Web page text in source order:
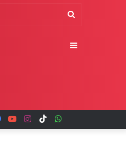
TikTok
Instagram
YouTube
Facebook
Buscar
Sidebar